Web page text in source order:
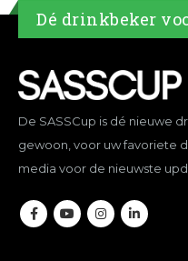
Dé drinkbeker
De SASSCup is dé nieuwe
gewoon, voor uw favoriete
media voor de nieuwste